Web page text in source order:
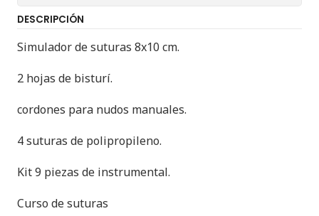
DESCRIPCIÓN
Simulador de suturas 8x10 cm.
2 hojas de bisturí.
cordones para nudos manuales.
4 suturas de polipropileno.
Kit 9 piezas de instrumental.
Curso de suturas